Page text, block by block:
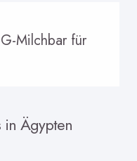
Milchbar für
in Ägypten